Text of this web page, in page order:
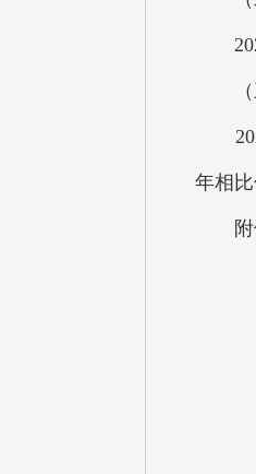
2020
（三
2020
年相
附